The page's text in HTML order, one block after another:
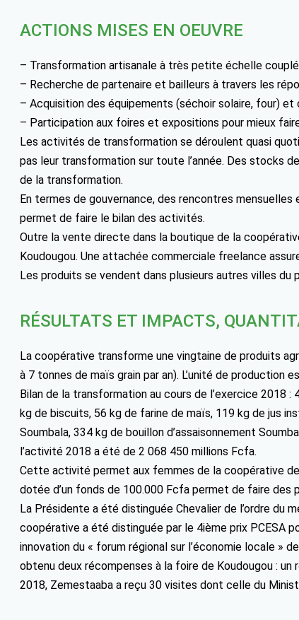
ACTIONS MISES EN OEUVRE
– Transformation artisanale à très petite échelle
– Recherche de partenaire et bailleurs à travers les
– Acquisition des équipements (séchoir solaire, four) et
– Participation aux foires et expositions pour mieux
Les activités de transformation se déroulent quasi
pas leur transformation sur toute l’année. Des stocks
de la transformation.
En termes de gouvernance, des rencontres
permet de faire le bilan des activités.
Outre la vente directe dans la boutique de la
Koudougou. Une attachée commerciale freelance
Les produits se vendent dans plusieurs autres villes du
RÉSULTATS ET IMPACTS,
La coopérative transforme une vingtaine de produits
à 7 tonnes de maïs grain par an). L’unité de production
Bilan de la transformation au cours de l’exercice 2018
kg de biscuits, 56 kg de farine de maïs, 119 kg de jus
Soumbala, 334 kg de bouillon d’assaisonnement
l’activité 2018 a été de 2 068 450 millions Fcfa.
Cette activité permet aux femmes de la coopérative
dotée d’un fonds de 100.000 Fcfa permet de faire des
La Présidente a été distinguée Chevalier de l’ordre du
coopérative a été distinguée par le 4ième prix PCESA
innovation du « forum régional sur l’économie locale »
obtenu deux récompenses à la foire de Koudougou :
2018, Zemestaaba a reçu 30 visites dont celle du